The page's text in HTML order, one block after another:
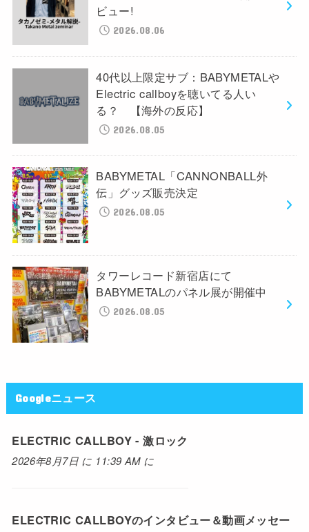
ビュー!
2026.08.06
40代以上限定サブ：BABYMETALや
Electric callboyを聴いてる人い
る？ 【海外の反応】
2026.08.05
BABYMETAL「CANNONBALL外
伝」グッズ販売決定
2026.08.05
タワーレコード新宿店にて
BABYMETALのパネル展が開催中
2026.08.05
Googleニュース
ELECTRIC CALLBOY - 激ロック
2026年8月7日 に 11:39 AM に
ELECTRIC CALLBOYのインタビュー＆動画メッセー